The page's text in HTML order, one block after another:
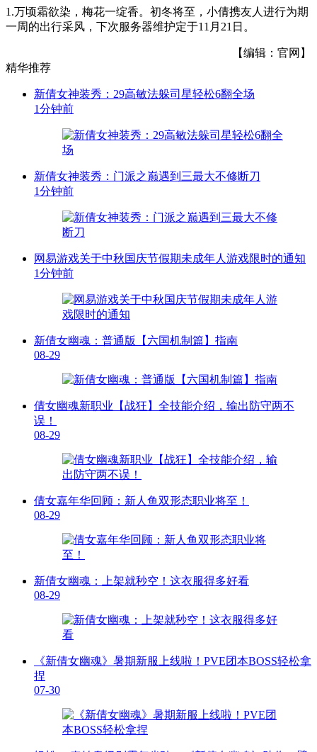
1.万顷霜欲染，梅花一绽香。初冬将至，小倩携友人进行为期
一周的出行采风，下次服务器维护定于11月21日 。
【编辑：官网】
精华推荐
新倩女神装秀：29高敏法躲司星轻松6翻全场
1分钟前
新倩女神装秀：门派之巅遇到三最大不修断刀
1分钟前
网易游戏关于中秋国庆节假期未成年人游戏限时的通知
1分钟前
新倩女幽魂：普通版【六国机制篇】指南
08-29
倩女幽魂新职业【战狂】全技能介绍，输出防守两不
误！
08-29
倩女嘉年华回顾：新人鱼双形态职业将至！
08-29
新倩女幽魂：上架就秒空！这衣服得多好看
08-29
《新倩女幽魂》暑期新服上线啦！PVE团本BOSS轻松拿
捏
07-30